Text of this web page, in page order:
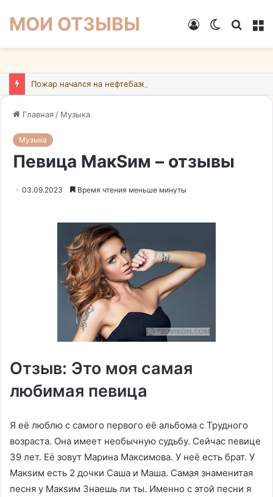
МОИ ОТЗЫВЫ
Switch
Войти
Главная / Музыка
Музыка
Певица МакSим – отзывы
03.09.2023 Время чтения меньше минуты
Отзыв: Это моя самая
любимая певица
Я её люблю с самого первого её альбома с Трудного
возраста. Она имеет необычную судьбу. Сейчас певице
39 лет. Её зовут Марина Максимова. У неё есть брат. У
Макsим есть 2 дочки Саша и Маша. Самая знаменитая
песня у Макsим Знаешь ли ты. Именно с этой песни я